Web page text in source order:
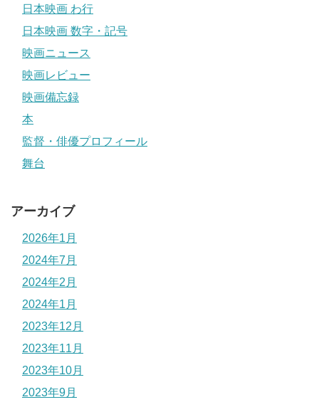
日本映画 わ行
日本映画 数字・記号
映画ニュース
映画レビュー
映画備忘録
本
監督・俳優プロフィール
舞台
アーカイブ
2026年1月
2024年7月
2024年2月
2024年1月
2023年12月
2023年11月
2023年10月
2023年9月